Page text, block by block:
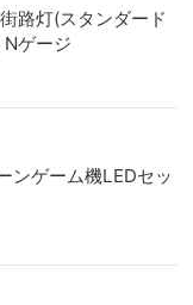
路灯(スタンダード
ゲージ
ンゲーム機LEDセッ